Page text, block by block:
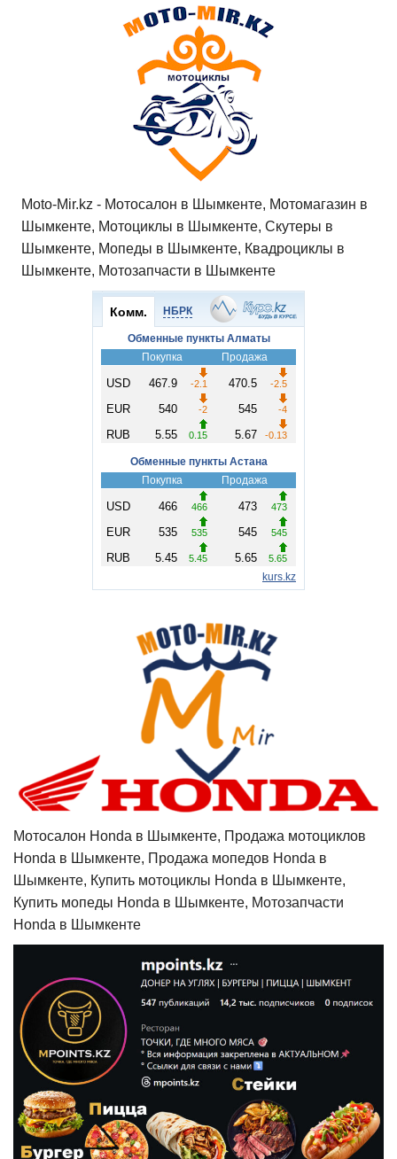
Moto-Mir.kz - Мотосалон в Шымкенте, Мотомагазин в
Шымкенте, Мотоциклы в Шымкенте, Скутеры в
Шымкенте, Мопеды в Шымкенте, Квадроциклы в
Шымкенте, Мотозапчасти в Шымкенте
Мотосалон Honda в Шымкенте, Продажа мотоциклов
Honda в Шымкенте, Продажа мопедов Honda в
Шымкенте, Купить мотоциклы Honda в Шымкенте,
Купить мопеды Honda в Шымкенте, Мотозапчасти
Honda в Шымкенте